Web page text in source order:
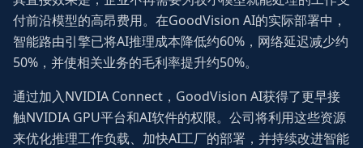
付前沿模型的高昂费用。在GoodVision AI的实际部署中，
智能路由引擎已将AI推理成本降低约60%，网络延迟减少约
50%，并使相关业务的毛利率提升约50%。
通过加入NVIDIA Connect，GoodVision AI获得了更早接
触NVIDIA GPU平台和AI软件的权限。公司将利用这些资源
来优化推理工作负载、加快AI工厂的部署，并持续改进智能